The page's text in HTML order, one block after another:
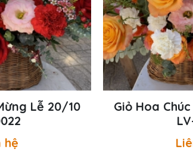
Lễ 20/10
hệ
Giỏ Hoa